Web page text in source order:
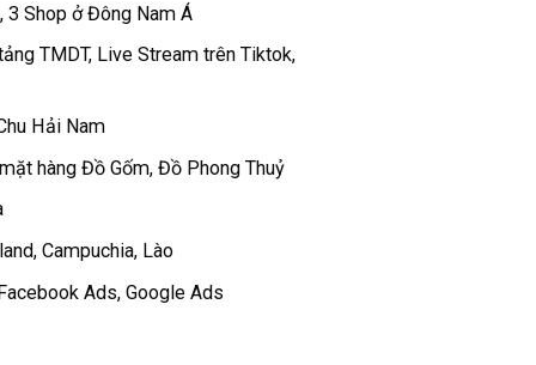
3 Shop ở Đông Nam Á
TMDT, Live Stream trên Tiktok,
Hải Nam
hàng Đồ Gốm, Đồ Phong Thuỷ
Campuchia, Lào
Ads, Google Ads